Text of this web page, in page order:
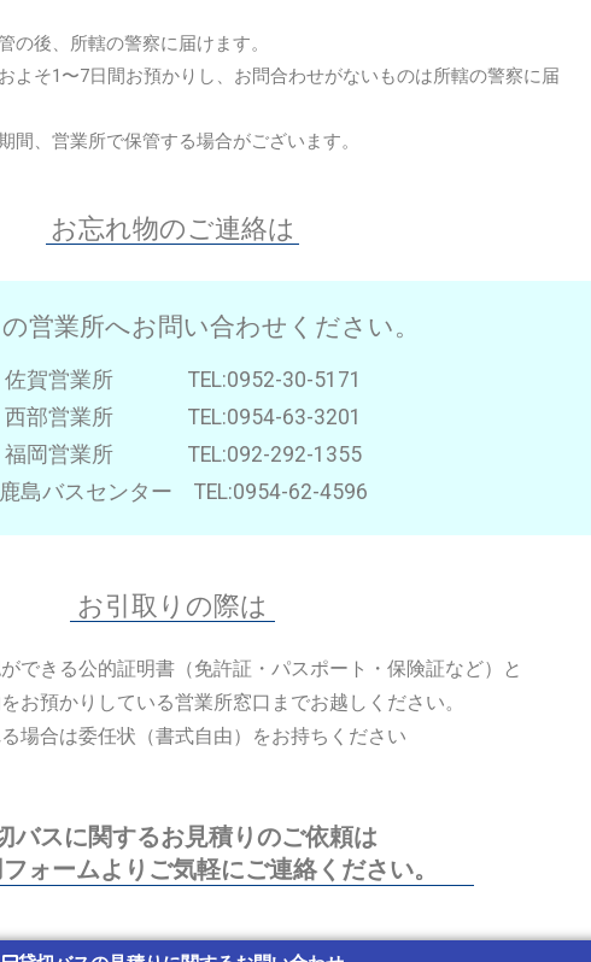
の後、所轄の警察に届けます。
よそ1〜7日間お預かりし、お問合わせがないものは所轄の警察に届
間、営業所で保管する場合がございます。
お忘れ物のご連絡は
営業所へお問い合わせください。
佐賀営業所 TEL:0952-30-5171
西部営業所 TEL:0954-63-3201
福岡営業所 TEL:092-292-1355
鹿島バスセンター TEL:0954-62-4596
お引取りの際は
できる公的証明書（免許証・パスポート・保険証など）と
お預かりしている営業所窓口までお越しください。
場合は委任状（書式自由）をお持ちください
バスに関するお見積りのご依頼は
ォームよりご気軽にご連絡ください。